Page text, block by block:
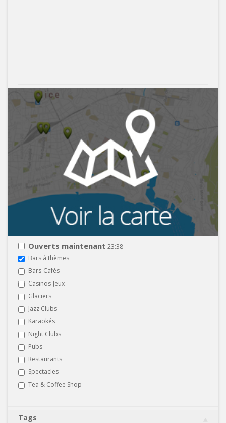
Ouverts maintenant 23:38
Bars à thèmes
Bars-Cafés
Casinos-Jeux
Glaciers
Jazz Clubs
Karaokés
Night Clubs
Pubs
Restaurants
Spectacles
Tea & Coffee Shop
Tags